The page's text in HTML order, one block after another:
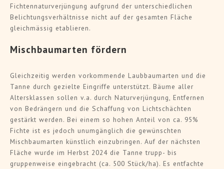
Fichtennaturverjüngung aufgrund der unterschiedlichen
Belichtungsverhältnisse nicht auf der gesamten Fläche
gleichmässig etablieren.
Mischbaumarten fördern
Gleichzeitig werden vorkommende Laubbaumarten und die
Tanne durch gezielte Eingriffe unterstützt. Bäume aller
Altersklassen sollen v.a. durch Naturverjüngung, Entfernen
von Bedrängern und die Schaffung von Lichtschächten
gestärkt werden. Bei einem so hohen Anteil von ca. 95%
Fichte ist es jedoch unumgänglich die gewünschten
Mischbaumarten künstlich einzubringen. Auf der nächsten
Fläche wurde im Herbst 2024 die Tanne trupp- bis
gruppenweise eingebracht (ca. 500 Stück/ha). Es entfachte